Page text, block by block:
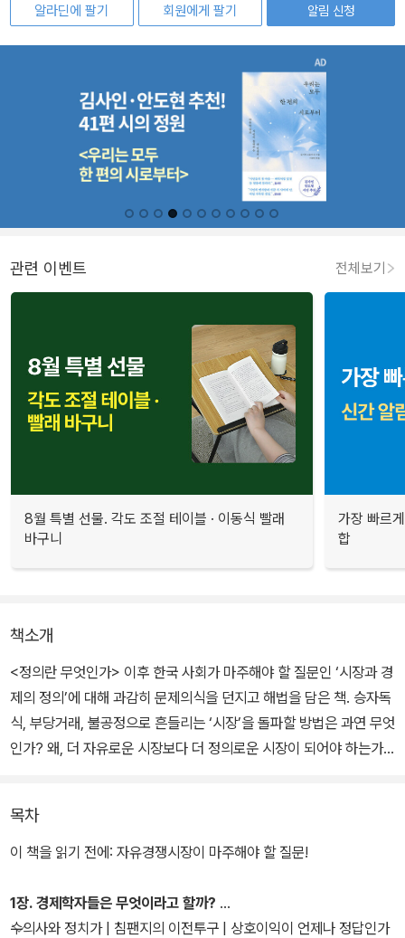
알라딘에 팔기
회원에게 팔기
알림 신청
관련 이벤트 전체보기
8월 특별 선물. 각도 조절 테이블 · 이동식 빨래
바구니
가장 빠르
합
책소개
<정의란 무엇인가> 이후 한국 사회가 마주해야 할 질문인 ‘시장과 경
제의 정의’에 대해 과감히 문제의식을 던지고 해법을 담은 책. 승자독
식, 부당거래, 불공정으로 흔들리는 ‘시장’을 돌파할 방법은 과연 무엇
인가? 왜, 더 자유로운 시장보다 더 정의로운 시장이 되어야 하는가?
어떻게 바라보아야 할까? 한국의 경제학자 이정전 교수가 시장의 부
정의, 불공평, 불공정에 일침을 날리고 정의와 상생의 시장경제를 위
의 정의’를 심각하게 묻고 신중한 해답을 구해야 한다.
목차
이 책을 읽기 전에: 자유경쟁시장이 마주해야 할 질문!
1장. 경제학자들은 무엇이라고 할까?
수의사와 정치가 | 침팬지의 이전투구 | 상호이익이 언제나 정답인가